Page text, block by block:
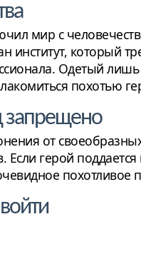
мир с
институт, который
Одетый
похотью
запрещено
от
Если герой
похотливое